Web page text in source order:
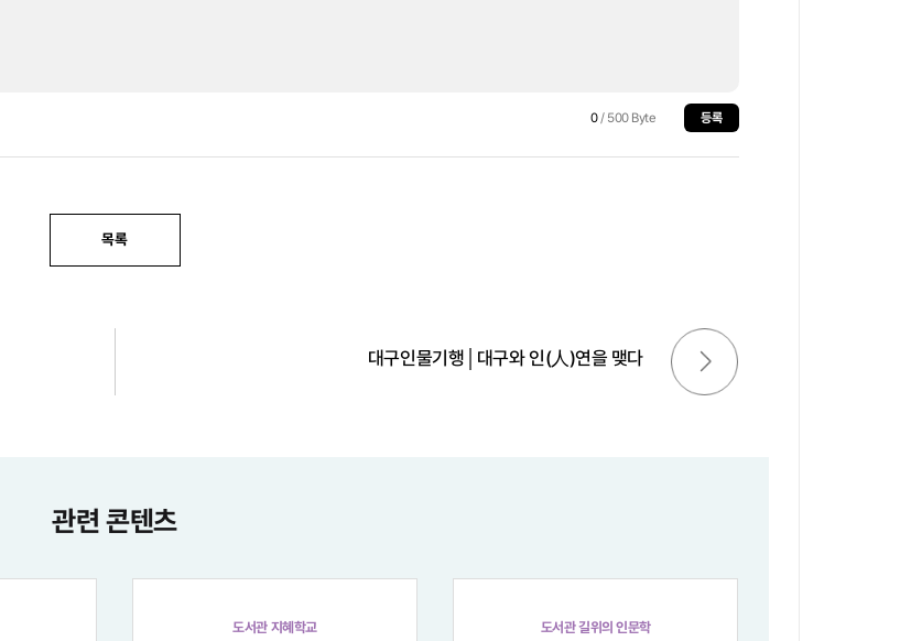
0/ 500 Byte 등록
목록
대구인물기행│대구와 인(人)연을 맺다
관련 콘텐츠
도서관 지혜학교 도서관 길위의 인문학